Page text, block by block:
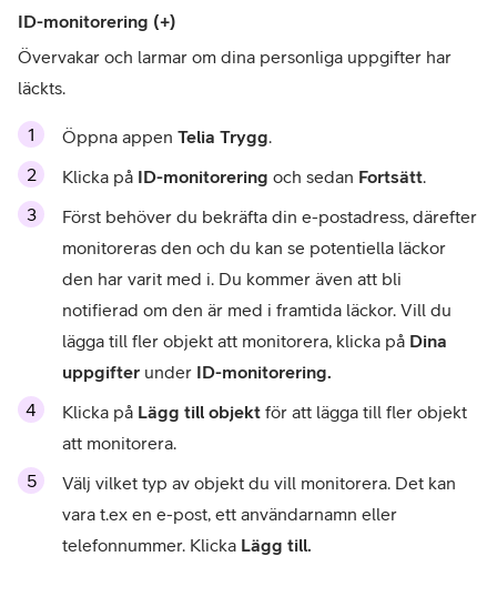
ID-monitorering (+)
Övervakar och larmar om dina personliga uppgifter har
läckts.
Öppna appen Telia Trygg.
Klicka på ID-monitorering och sedan Fortsätt.
Först behöver du bekräfta din e-postadress, därefter
monitoreras den och du kan se potentiella läckor
den har varit med i. Du kommer även att bli
notifierad om den är med i framtida läckor. Vill du
lägga till fler objekt att monitorera, klicka på Dina
uppgifter under ID-monitorering.
Klicka på Lägg till objekt för att lägga till fler objekt
att monitorera.
Välj vilket typ av objekt du vill monitorera. Det kan
vara t.ex en e-post, ett användarnamn eller
telefonnummer. Klicka Lägg till.